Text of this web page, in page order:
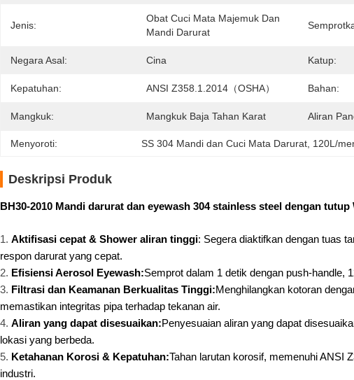
Jenis:
Obat Cuci Mata Majemuk Dan
Mandi Darurat
Negara Asal: Cina Katup:
Kepatuhan: ANSI Z358.1.2014（OSHA） Bahan:
Mangkuk: Mangkuk Baja Tahan Karat Aliran
Menyoroti: SS 304 Mandi dan Cuci Mata Darurat 120L/
Deskripsi Produk
BH30-2010 Mandi darurat dan eyewash 304 stainless steel dengan tutup
Aktifisasi cepat & Shower aliran tinggi: Segera diaktifkan dengan tuas
respon darurat yang cepat.
Efisiensi Aerosol Eyewash:Semprot dalam 1 detik dengan push-handle,
Filtrasi dan Keamanan Berkualitas Tinggi:Menghilangkan kotoran
memastikan integritas pipa terhadap tekanan air.
Aliran yang dapat disesuaikan:Penyesuaian aliran yang dapat
lokasi yang berbeda.
Ketahanan Korosi & Kepatuhan:Tahan larutan korosif, memenuhi ANSI
industri.